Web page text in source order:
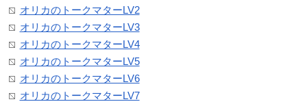
オリカのトークマターLV2
オリカのトークマターLV3
オリカのトークマターLV4
オリカのトークマターLV5
オリカのトークマターLV6
オリカのトークマターLV7